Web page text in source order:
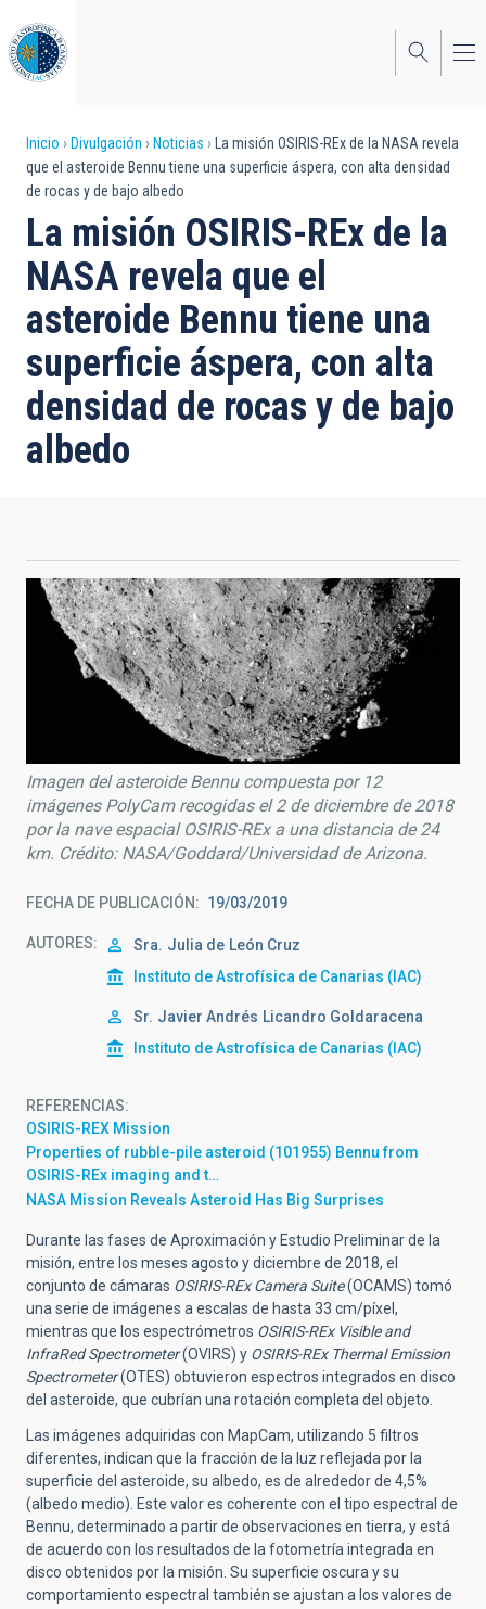
al
contenido
principal
Sobrescribir
enlaces
de
ayuda
a
la
navegación
Inicio Divulgación Noticias
La misión OSIRIS-REx de la NASA revela
que el asteroide Bennu tiene una superficie áspera, con alta densidad
de rocas y de bajo albedo
La misión OSIRIS-REx de la
NASA revela que el
asteroide Bennu tiene una
superficie áspera, con alta
densidad de rocas y de bajo
albedo
Imagen del asteroide Bennu compuesta por 12
imágenes PolyCam recogidas el 2 de diciembre de 2018
por la nave espacial OSIRIS-REx a una distancia de 24
km. Crédito: NASA/Goddard/Universidad de Arizona.
FECHA DE PUBLICACIÓN 19/03/2019
AUTORES Sra. Julia de León Cruz
Instituto de Astrofísica de Canarias (IAC)
Sr. Javier Andrés Licandro Goldaracena
Instituto de Astrofísica de Canarias (IAC)
REFERENCIAS
OSIRIS-REX Mission
Properties of rubble-pile asteroid (101955) Bennu from
OSIRIS-REx imaging and t…
NASA Mission Reveals Asteroid Has Big Surprises
Durante las fases de Aproximación y Estudio Preliminar de la
misión, entre los meses agosto y diciembre de 2018, el
conjunto de cámaras OSIRIS-REx Camera Suite(OCAMS) tomó
una serie de imágenes a escalas de hasta 33 cm/píxel,
mientras que los espectrómetros OSIRIS-REx Visible and
InfraRed Spectrometer(OVIRS) y OSIRIS-REx Thermal Emission
Spectrometer(OTES) obtuvieron espectros integrados en disco
del asteroide, que cubrían una rotación completa del objeto.
Las imágenes adquiridas con MapCam, utilizando 5 filtros
diferentes, indican que la fracción de la luz reflejada por la
superficie del asteroide, su albedo, es de alrededor de 4,5%
(albedo medio). Este valor es coherente con el tipo espectral de
Bennu, determinado a partir de observaciones en tierra, y está
de acuerdo con los resultados de la fotometría integrada en
disco obtenidos por la misión. Su superficie oscura y su
comportamiento espectral también se ajustan a los valores de